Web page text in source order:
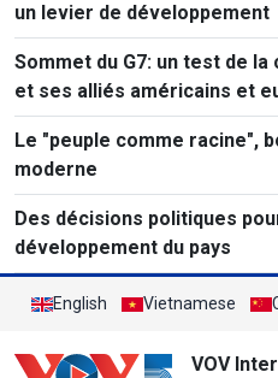
un levier de développement
Sommet du G7: un test de
et ses alliés américains et
Le "peuple comme racine",
moderne
Des décisions politiques
développement du pays
English Vietnamese
VOV